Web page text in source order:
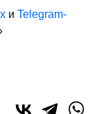
и Telegram-